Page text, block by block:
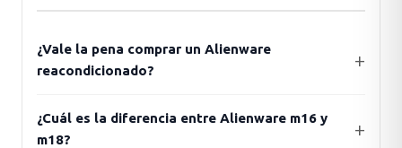
¿Vale la pena comprar un Alienware
reacondicionado?
¿Cuál es la diferencia entre Alienware m16 y
m18?